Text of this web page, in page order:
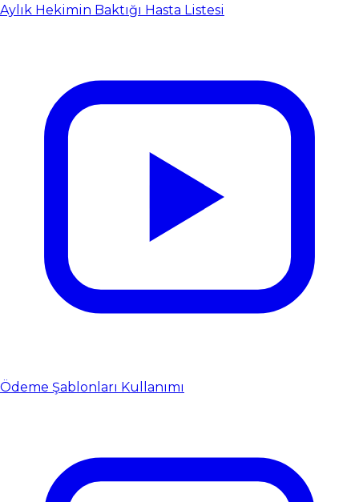
Aylık Hekimin Baktığı Hasta Listesi
Ödeme Şablonları Kullanımı